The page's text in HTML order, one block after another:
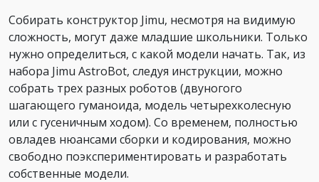
Собирать конструктор Jimu, несмотря на видимую
сложность, могут даже младшие школьники. Только
нужно определиться, с какой модели начать. Так, из
набора Jimu AstroBot, следуя инструкции, можно
собрать трех разных роботов (двуногого
шагающего гуманоида, модель четырехколесную
или с гусеничным ходом). Со временем, полностью
овладев нюансами сборки и кодирования, можно
свободно поэкспериментировать и разработать
собственные модели.